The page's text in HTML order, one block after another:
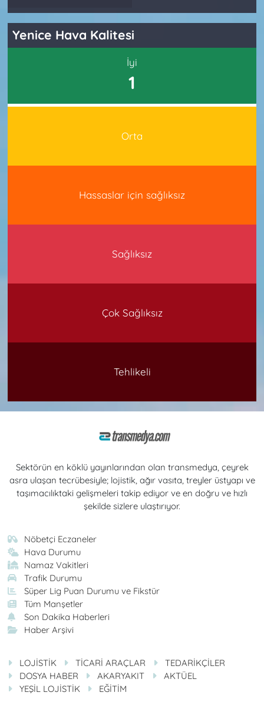
Yenice Hava Kalitesi
İyi
1
Orta
Hassaslar için sağlıksız
Sağlıksız
Çok Sağlıksız
Tehlikeli
Sektörün en köklü yayınlarından olan transmedya, çeyrek
asra ulaşan tecrübesiyle; lojistik, ağır vasıta, treyler üstyapı ve
taşımacılıktaki gelişmeleri takip ediyor ve en doğru ve hızlı
şekilde sizlere ulaştırıyor.
Nöbetçi Eczaneler
Hava Durumu
Namaz Vakitleri
Trafik Durumu
Süper Lig Puan Durumu ve Fikstür
Tüm Manşetler
Son Dakika Haberleri
Haber Arşivi
LOJİSTİK TİCARİ ARAÇLAR
TEDARİKÇİLER
DOSYA HABER
AKARYAKIT
AKTÜEL
YEŞİL LOJİSTİK
EĞİTİM